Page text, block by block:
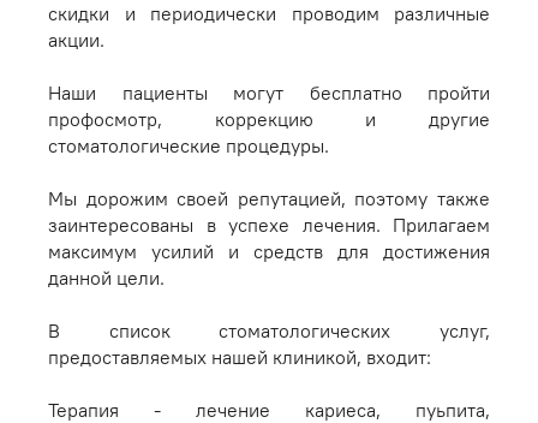
скидки и периодически проводим различные
акции.
Наши пациенты могут бесплатно пройти
профосмотр, коррекцию и другие
стоматологические процедуры.
Мы дорожим своей репутацией, поэтому также
заинтересованы в успехе лечения. Прилагаем
максимум усилий и средств для достижения
данной цели.
В список стоматологических услуг,
предоставляемых нашей клиникой, входит:
Терапия - лечение кариеса, пуьпита,